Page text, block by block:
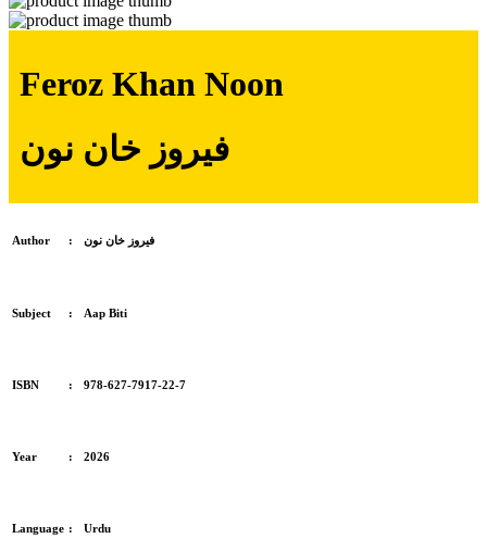
Feroz Khan Noon
فیروز خان نون
Author :
Subject : Aap Biti
ISBN : 978-627-7917-22-7
Year : 2026
Language : Urdu